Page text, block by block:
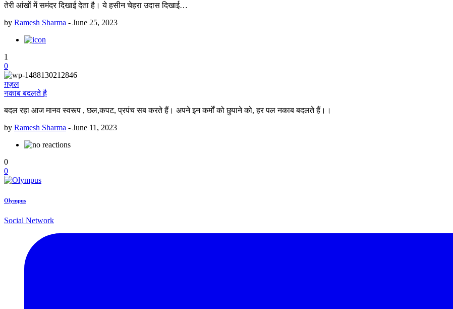
तेरी आंखों में समंदर दिखाई देता है। ये हसीन चेहरा उदास दिखाई…
by Ramesh Sharma - June 25, 2023
1
0
ग़ज़ल
नकाब बदलते है
बदल रहा आज मानव स्वरूप , छल,कपट, प्रपंच सब करते हैं। अपने इन कर्मों को छुपाने को, हर पल नकाब बदलते हैं।।
by Ramesh Sharma - June 11, 2023
0
0
Olympus
Social Network